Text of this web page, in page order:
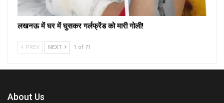
लखनऊ में घर में घुसकर गर्लफ्रेंड को मारी गोली!
PREV NEXT 1 of 71
About Us